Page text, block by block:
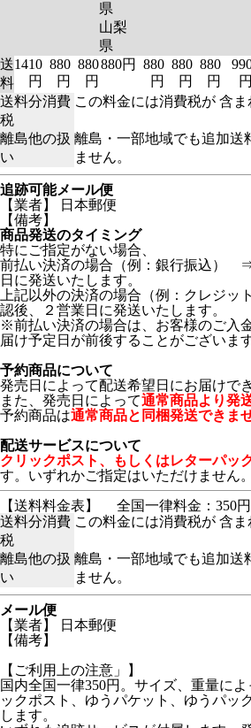
県
山梨
県
送
料
1410
円
880
円
880
円
880円
880
円
880
円
880
円
円
送料分消費
税
この料金には消費税が 含ま
離島他の扱
い
離島・一部地域でも追加送
ません。
追跡可能メール便
【業者】 日本郵便
【備考】
商品発送のタイミング
特にご指定がない場合、
前払い決済の場合（例：銀行振込）
日に発送いたします。
上記以外の決済の場合（例：クレジ
認後、２営業日に発送いたします。
※前払い決済の場合は、お客様のご入
届け予定日が前後することがございます
予約商品について
発売日によって配送希望日にお届けで
また、発売日によって通常商品より発
予約商品は通常商品と同梱発送できませ
配送サービスについて
クリックポスト、もしくはレターパッ
す。いずれかご指定はいただけません。
【送料料金表】
全国一律料金：350円
送料分消費
税
この料金には消費税が 含ま
離島他の扱
い
離島・一部地域でも追加送
ません。
メール便
【業者】 日本郵便
【備考】
【ご利用上の注意」】
国内全国一律350円。サイズ、重量に
ックポスト、ゆうパケット、ゆうパッ
します。